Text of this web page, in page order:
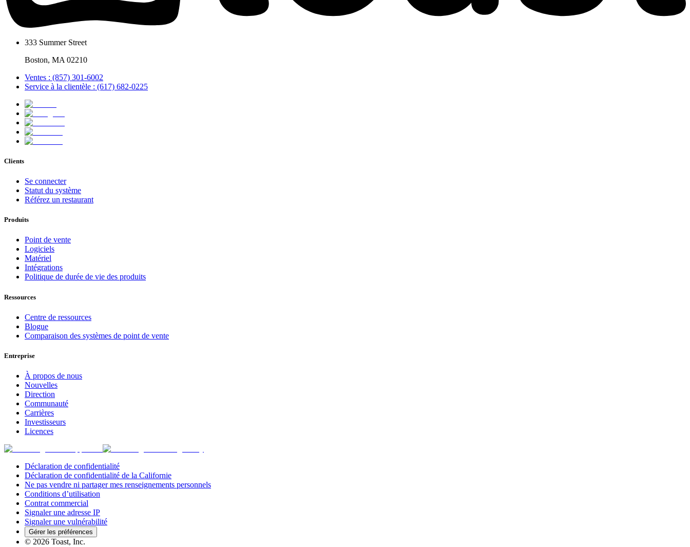
333 Summer Street
Boston, MA 02210
Ventes : (857) 301-6002
Service à la clientèle : (617) 682-0225
Clients
Se connecter
Statut du système
Référez un restaurant
Produits
Point de vente
Logiciels
Matériel
Intégrations
Politique de durée de vie des produits
Ressources
Centre de ressources
Blogue
Comparaison des systèmes de point de vente
Entreprise
À propos de nous
Nouvelles
Direction
Communauté
Carrières
Investisseurs
Licences
Déclaration de confidentialité
Déclaration de confidentialité de la Californie
Ne pas vendre ni partager mes renseignements personnels
Conditions d’utilisation
Contrat commercial
Signaler une adresse IP
Signaler une vulnérabilité
Gérer les préférences
© 2026 Toast, Inc.